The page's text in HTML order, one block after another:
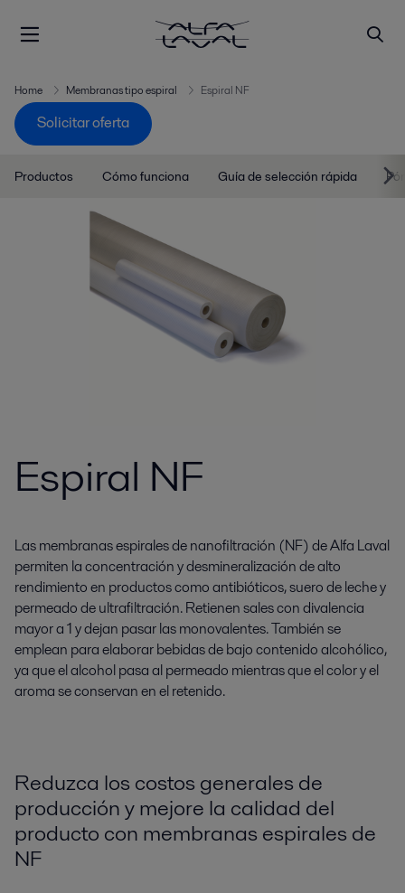
Home Membranas tipo espiral Espiral NF
Solicitar oferta
Productos Cómo funciona Guía de selección rápida
Espiral NF
Las membranas espirales de nanofiltración (NF) de Alfa Laval
permiten la concentración y desmineralización de alto
rendimiento en productos como antibióticos, suero de leche y
permeado de ultrafiltración. Retienen sales con divalencia
mayor a 1 y dejan pasar las monovalentes. También se
emplean para elaborar bebidas de bajo contenido alcohólico,
ya que el alcohol pasa al permeado mientras que el color y el
aroma se conservan en el retenido.
Reduzca los costos generales de
producción y mejore la calidad del
producto con membranas espirales de
NF